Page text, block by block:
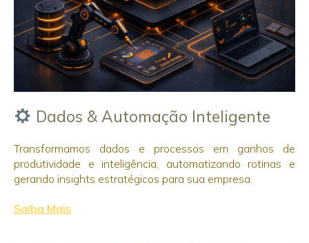
Dados & Automação Inteligente
Transformamos dados e processos em ganhos de
produtividade e inteligência, automatizando rotinas e
gerando insights estratégicos para sua empresa.
Saiba Mais